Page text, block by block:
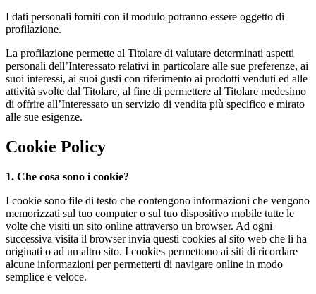
I dati personali forniti con il modulo potranno essere oggetto di
profilazione.
La profilazione permette al Titolare di valutare determinati aspetti
personali dell’Interessato relativi in particolare alle sue preferenze, ai
suoi interessi, ai suoi gusti con riferimento ai prodotti venduti ed alle
attività svolte dal Titolare, al fine di permettere al Titolare medesimo
di offrire all’Interessato un servizio di vendita più specifico e mirato
alle sue esigenze.
Cookie Policy
1. Che cosa sono i cookie?
I cookie sono file di testo che contengono informazioni che vengono
memorizzati sul tuo computer o sul tuo dispositivo mobile tutte le
volte che visiti un sito online attraverso un browser. Ad ogni
successiva visita il browser invia questi cookies al sito web che li ha
originati o ad un altro sito. I cookies permettono ai siti di ricordare
alcune informazioni per permetterti di navigare online in modo
semplice e veloce.